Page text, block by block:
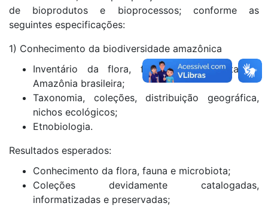
de bioprodutos e bioprocessos; conforme as
seguintes especificações:
1) Conhecimento da biodiversidade amazônica
Inventário da flora, fauna e microbiota da
Amazônia brasileira;
Taxonomia, coleções, distribuição geográfica,
nichos ecológicos;
Etnobiologia.
Resultados esperados:
Conhecimento da flora, fauna e microbiota;
Coleções devidamente catalogadas,
informatizadas e preservadas;